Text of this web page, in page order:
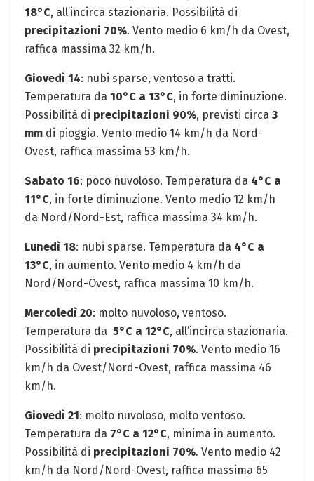
18°C,​ all’incirca stazionaria. Possibilità di
precipitazioni 70%.⁣ Vento medio ⁣6 km/h da Ovest,
raffica massima 32 ⁣km/h.
Giovedì⁣ 14: nubi sparse, ventoso a ⁣tratti.‍
Temperatura da 10°C ‌a 13°C,​ in forte‌ diminuzione.
Possibilità di precipitazioni 90%, previsti circa 3
mm di pioggia. Vento medio 14 km/h da Nord-
Ovest, raffica massima 53 km/h.
Sabato 16:​ poco nuvoloso. Temperatura da 4°C a
11°C, in forte diminuzione. Vento ⁢medio 12⁢ km/h⁤
da Nord/Nord-Est,⁤ raffica massima 34 km/h. ‍
Lunedì 18: nubi sparse. Temperatura da 4°C a
13°C, in aumento. Vento medio 4 ‌km/h da
Nord/Nord-Ovest, ⁤raffica massima 10 km/h.
Mercoledì 20: molto nuvoloso,⁢ ventoso.
Temperatura da ‌ 5°C⁤ a 12°C, ⁣all’incirca stazionaria.
Possibilità di precipitazioni 70%. Vento ​medio 16
km/h da Ovest/Nord-Ovest, raffica massima 46
km/h.
Giovedì 21: molto nuvoloso, molto ventoso.
Temperatura da 7°C ⁢a 12°C, minima⁤ in‌ aumento.
Possibilità di precipitazioni 70%. Vento medio 42 ​
km/h da Nord/Nord-Ovest, raffica massima 65